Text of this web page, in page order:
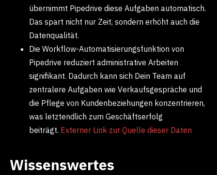
übernimmt Pipedrive diese Aufgaben automatisch.
Das spart nicht nur Zeit, sondern erhöht auch die
Datenqualität.
Die Workflow-Automatisierungsfunktion von
Pipedrive reduziert administrative Arbeiten
signifikant. Dadurch kann sich Dein Team auf
zentralere Aufgaben wie Verkaufsgespräche und
die Pflege von Kundenbeziehungen konzentrieren,
was letztendlich zum Geschäftserfolg
beiträgt. Externer Link zur Quelle dieser Daten
Wissenswertes